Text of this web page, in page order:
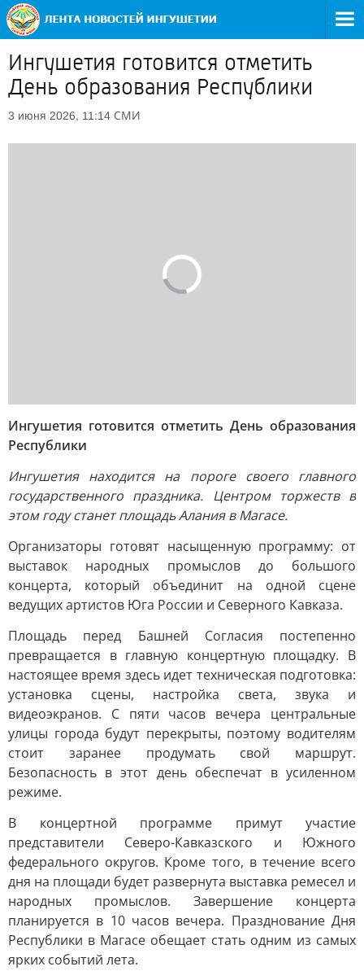
Ингушетия готовится отметить
День образования Республики
3 июня 2026, 11:14 СМИ
Ингушетия готовится отметить День образования
Республики
Ингушетия находится на пороге своего главного
государственного праздника. Центром торжеств в
этом году станет площадь Алания в Магасе.
Организаторы готовят насыщенную программу: от
выставок народных промыслов до большого
концерта, который объединит на одной сцене
ведущих артистов Юга России и Северного Кавказа.
Площадь перед Башней Согласия постепенно
превращается в главную концертную площадку. В
настоящее время здесь идет техническая подготовка:
установка сцены, настройка света, звука и
видеоэкранов. С пяти часов вечера центральные
улицы города будут перекрыты, поэтому водителям
стоит заранее продумать свой маршрут.
Безопасность в этот день обеспечат в усиленном
режиме.
В концертной программе примут участие
представители Северо-Кавказского и Южного
федерального округов. Кроме того, в течение всего
дня на площади будет развернута выставка ремесел и
народных промыслов. Завершение концерта
планируется в 10 часов вечера. Празднование Дня
Республики в Магасе обещает стать одним из самых
ярких событий лета.